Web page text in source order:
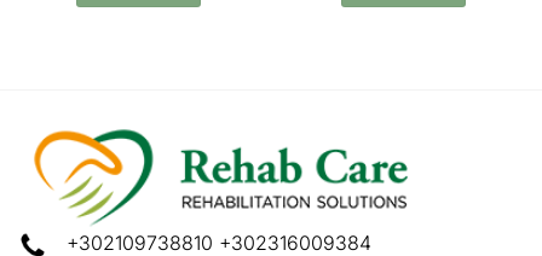
+302109738810 +302316009384